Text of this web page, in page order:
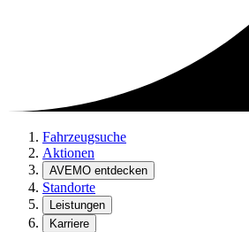
Fahrzeugsuche
Aktionen
AVEMO entdecken
Standorte
Leistungen
Karriere